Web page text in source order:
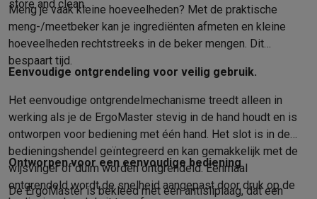
PlayStation
PlayStation 5 PS5 games PS4 games
Playstation
Nintendo
Nintendo Switch 2 Nintendo Switch gamesNintendo
Xbox
Xbox games
PC gamingGaming laptopsGaming PCGaming monitors
Gaming consoles
Smart home & devices
Smartwatches
Smartwatches
MobiliteitElektrische stepsDashcamsGPSCoyote Elektrische
Veiligheid & bescherming
Bewakingscamera's Alarmsystemen
Contactloos betalenBetaalterminals Accessoires SumUp
store and clean.
Meng je vaak kleine hoeveelheden? Met de praktische
meng-/meetbeker kan je ingrediënten afmeten en kleine
hoeveelheden rechtstreeks in de beker mengen. Dit
bespaart tijd.
Eenvoudige ontgrendeling voor veilig gebruik.
Het eenvoudige ontgrendelmechanisme treedt alleen in
werking als je de ErgoMaster stevig in de hand houdt en is
ontworpen voor bediening met één hand. Het slot is in de
bedieningshendel geïntegreerd en kan gemakkelijk met de
wijsvinger of duim worden ontgrendeld. Eenmaal
ontgrendeld wordt de snelheid aangepast door druk op de
Ontworpen voor een eenvoudige bediening
De ErgoMaster is bekleed met een antisliplaag, dat een